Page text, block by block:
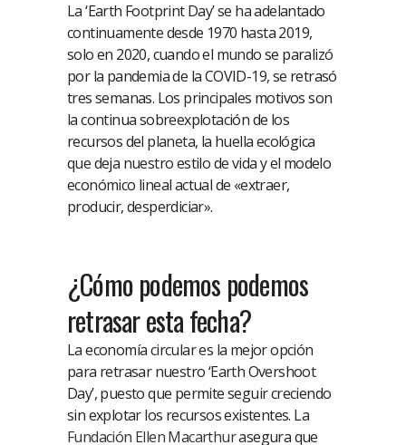
La ‘Earth Footprint Day’ se ha adelantado
continuamente desde 1970 hasta 2019,
solo en 2020, cuando el mundo se paralizó
por la pandemia de la COVID-19, se retrasó
tres semanas. Los principales motivos son
la continua sobreexplotación de los
recursos del planeta, la huella ecológica
que deja nuestro estilo de vida y el modelo
económico lineal actual de «extraer,
producir, desperdiciar».
¿Cómo podemos podemos
retrasar esta fecha?
La economía circular es la mejor opción
para retrasar nuestro ‘Earth Overshoot
Day’, puesto que permite seguir creciendo
sin explotar los recursos existentes. La
Fundación Ellen Macarthurasegura que